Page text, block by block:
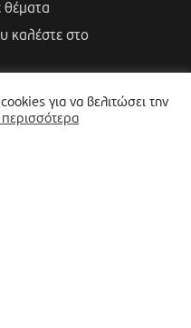
θέματα
καλέστε στο
Πολιτικής
για να βελιτώσει την